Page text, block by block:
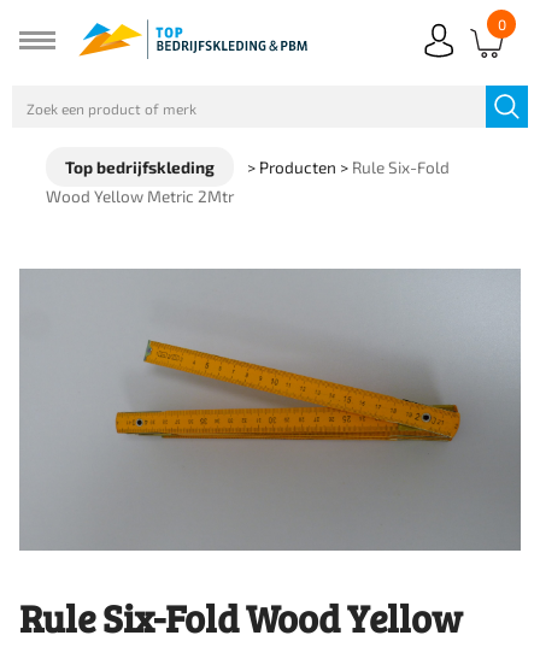
0
Top bedrijfskleding > Producten > Rule Six-Fold
Wood Yellow Metric 2Mtr
Rule Six-Fold Wood Yellow